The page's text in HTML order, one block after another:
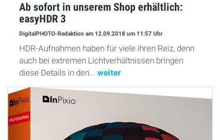
Ab sofort in unserem Shop erhältlich:
easyHDR 3
DigitalPHOTO-Redaktion am 12.09.2018 um 11:57 Uhr
HDR-Aufnahmen haben für viele ihren Reiz, denn
auch bei extremen Lichtverhältnissen bringen
diese Details in den... weiter